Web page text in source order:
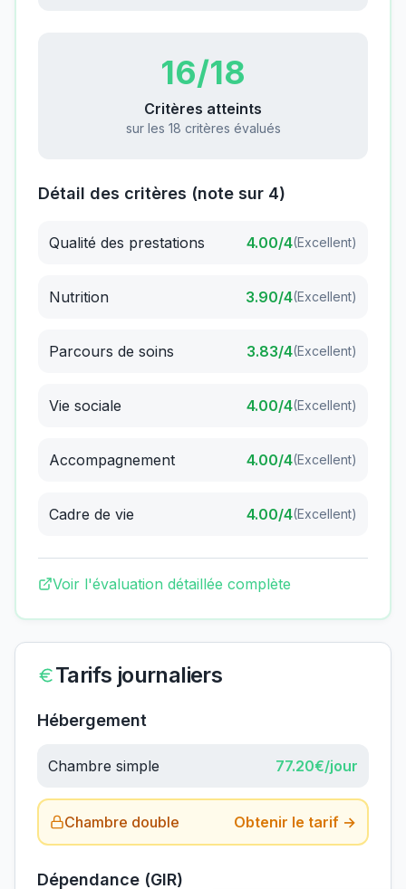
16/18
Critères atteints
sur les 18 critères évalués
Détail des critères (note sur 4)
Qualité des prestations 4.00/4(Excellent)
Nutrition 3.90/4(Excellent)
Parcours de soins 3.83/4(Excellent)
Vie sociale 4.00/4(Excellent)
Accompagnement 4.00/4(Excellent)
Cadre de vie 4.00/4(Excellent)
Voir l'évaluation détaillée complète
Tarifs journaliers
Hébergement
Chambre simple 77.20€/jour
Chambre double Obtenir le tarif →
Dépendance (GIR)